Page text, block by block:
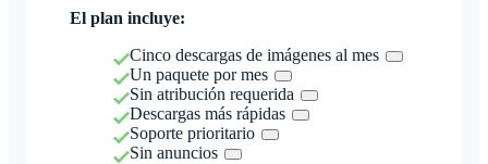
El plan incluye:
Cinco descargas de imágenes al mes
Un paquete por mes
Sin atribución requerida
Descargas más rápidas
Soporte prioritario
Sin anuncios